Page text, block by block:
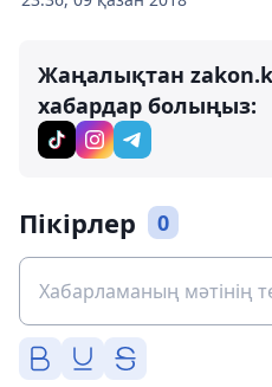
Жаңалықтан
хабардар болыңыз:
Пікірлер 0